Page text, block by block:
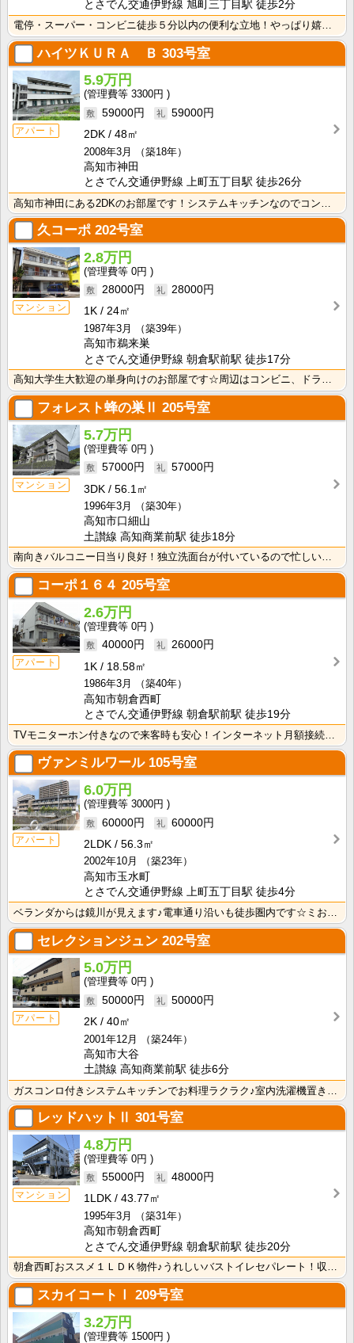
とさでん交通伊野線 旭町三丁目駅 徒歩2分
ハイツＫＵＲＡ Ｂ 303号室
アパート
5.9万円
3300円
59000円
59000円
2DK
48㎡
2008年3月
（築18年）
高知市神田
とさでん交通伊野線 上町五丁目駅 徒歩26分
久コーポ 202号室
マンション
2.8万円
0円
28000円
28000円
1K
24㎡
1987年3月
（築39年）
高知市鵜来巣
とさでん交通伊野線 朝倉駅前駅 徒歩17分
高知大学生大歓迎の単身向けのお部屋です☆周辺はコンビニ、ドラッグストア有ります！！
フォレスト蜂の巣Ⅱ 205号室
マンション
5.7万円
0円
57000円
57000円
3DK
56.1㎡
1996年3月
（築30年）
高知市口細山
土讃線 高知商業前駅 徒歩18分
南向きバルコニー日当り良好！独立洗面台が付いているので忙しい朝の身支度も快適です！
コーポ１６４ 205号室
アパート
2.6万円
0円
40000円
26000円
1K
18.58㎡
1986年3月
（築40年）
高知市朝倉西町
とさでん交通伊野線 朝倉駅前駅 徒歩19分
ヴァンミルワール105号室
アパート
6.0万円
3000円
60000円
60000円
2LDK
56.3㎡
2002年10月
（築23年）
高知市玉水町
とさでん交通伊野線 上町五丁目駅 徒歩4分
セレクションジュン 202号室
アパート
5.0万円
0円
50000円
50000円
2K
40㎡
2001年12月
（築24年）
高知市大谷
土讃線 高知商業前駅 徒歩6分
レッドハットⅡ 301号室
マンション
4.8万円
0円
55000円
48000円
1LDK
43.77㎡
1995年3月
（築31年）
高知市朝倉西町
とさでん交通伊野線 朝倉駅前駅 徒歩20分
朝倉西町おススメ１ＬＤＫ物件♪うれしいバストイレセパレート！収納スペースがあるので荷物が片付きます！
スカイコートⅠ 209号室
3.2万円
1500円